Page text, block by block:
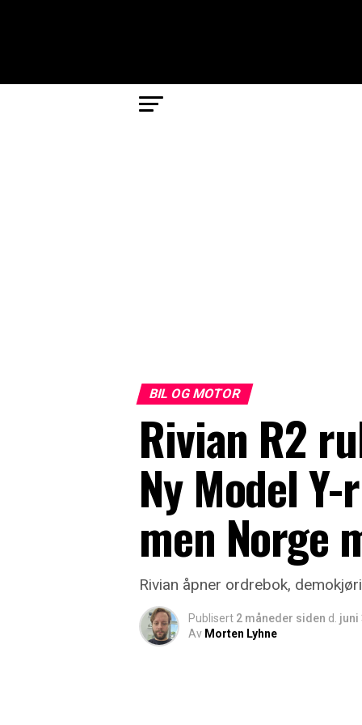
BIL OG MOTOR
Rivian R2
Ny Model
men Norge
Rivian åpner ordrebok,
Publisert 2 måneder siden d. juni
Av Morten Lyhne